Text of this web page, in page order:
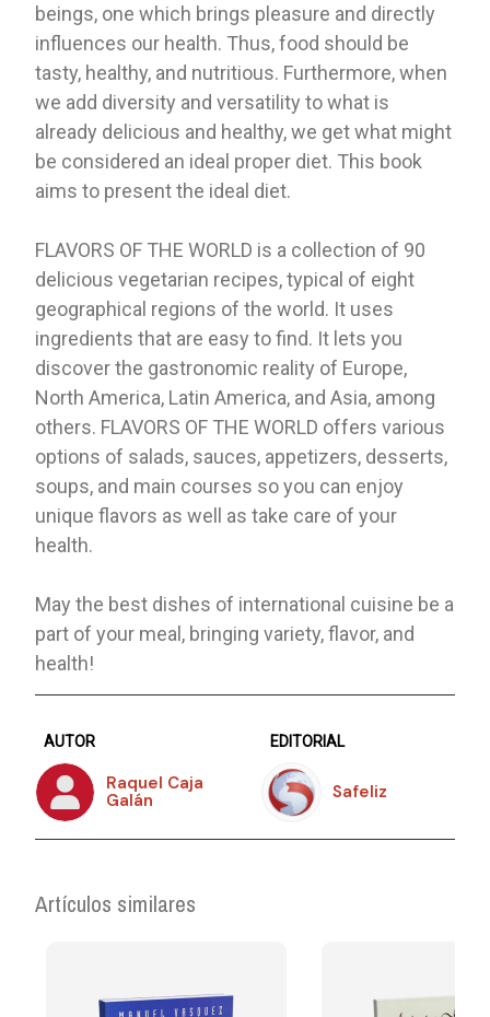
beings, one which brings pleasure and directly
influences our health. Thus, food should be
tasty, healthy, and nutritious. Furthermore, when
we add diversity and versatility to what is
already delicious and healthy, we get what might
be considered an ideal proper diet. This book
aims to present the ideal diet.
FLAVORS OF THE WORLD is a collection of 90
delicious vegetarian recipes, typical of eight
geographical regions of the world. It uses
ingredients that are easy to find. It lets you
discover the gastronomic reality of Europe,
North America, Latin America, and Asia, among
others. FLAVORS OF THE WORLD offers various
options of salads, sauces, appetizers, desserts,
soups, and main courses so you can enjoy
unique flavors as well as take care of your
health.
May the best dishes of international cuisine be a
part of your meal, bringing variety, flavor, and
health!
AUTOR
Raquel Caja
Galán
EDITORIAL
Safeliz
Artículos similares